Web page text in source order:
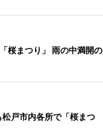
桜まつり」 雨の中満開の
戸市内各所で「桜まつ